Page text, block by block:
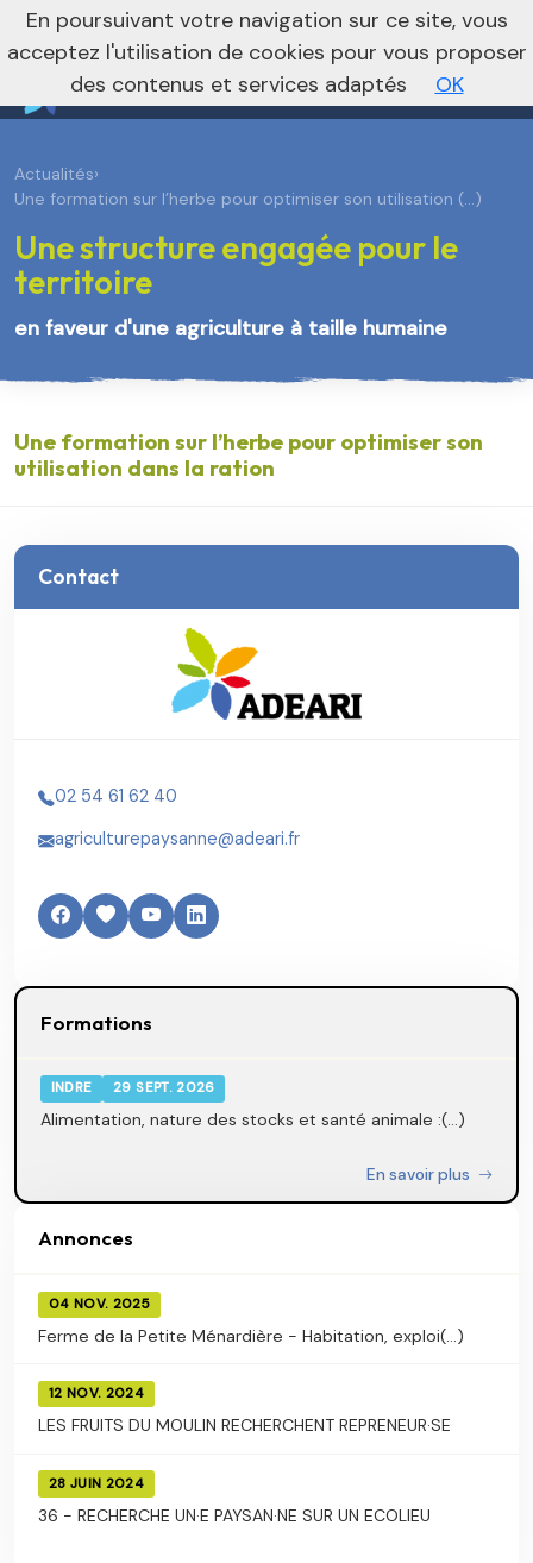
Vers le site régional Vers le site national
Actualités›
Une formation sur l’herbe pour optimiser son utilisation (…)
Une structure engagée pour le
territoire
en faveur d'une agriculture à taille humaine
Une formation sur l’herbe pour optimiser son
utilisation dans la ration
Contact
02 54 61 62 40
agriculturepaysanne@adeari.fr
Formations
INDRE 29 SEPT. 2026
Alimentation, nature des stocks et santé animale :(...)
En savoir plus
Annonces
04 NOV. 2025
Ferme de la Petite Ménardière - Habitation, exploi(...)
12 NOV. 2024
LES FRUITS DU MOULIN RECHERCHENT REPRENEUR·SE
28 JUIN 2024
36 - RECHERCHE UN·E PAYSAN·NE SUR UN ECOLIEU
En poursuivant votre navigation sur ce site, vous
acceptez l'utilisation de cookies pour vous proposer
des contenus et services adaptés
OK